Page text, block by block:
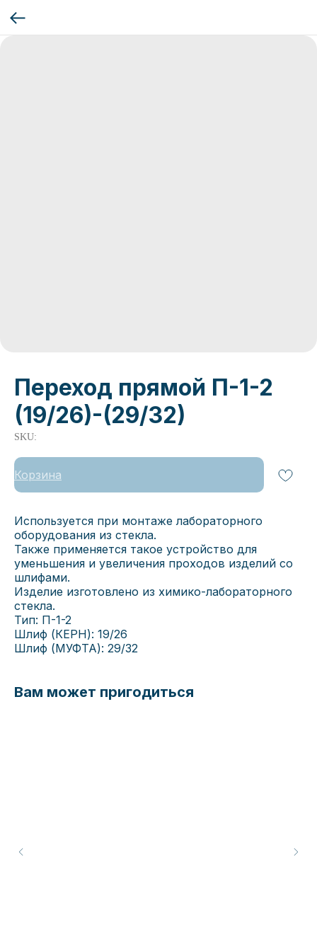
Переход прямой П-1-2
(19/26)-(29/32)
SKU:
Корзина
Используется при монтаже лабораторного
оборудования из стекла.
Также применяется такое устройство для
уменьшения и увеличения проходов изделий со
шлифами.
Изделие изготовлено из химико-лабораторного
стекла.
Тип: П-1-2
Шлиф (КЕРН): 19/26
Шлиф (МУФТА): 29/32
Вам может пригодиться